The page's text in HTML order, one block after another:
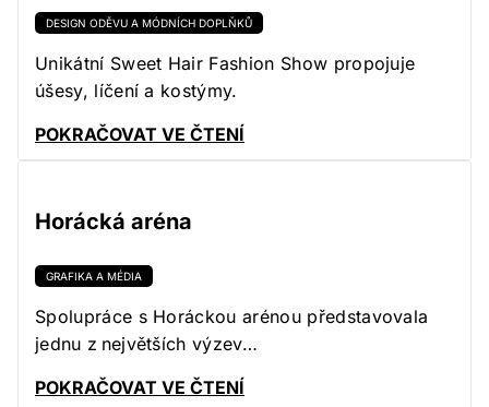
DESIGN ODĚVU A MÓDNÍCH DOPLŇKŮ
Unikátní Sweet Hair Fashion Show propojuje
úšesy, líčení a kostýmy.
POKRAČOVAT VE ČTENÍ
Horácká aréna
GRAFIKA A MÉDIA
Spolupráce s Horáckou arénou představovala
jednu z největších výzev…
POKRAČOVAT VE ČTENÍ